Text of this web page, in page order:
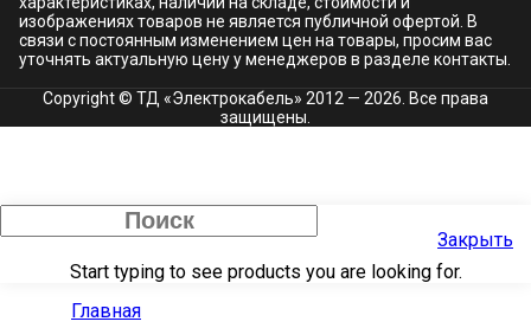
изображениях товаров не является публичной офертой. В
связи с постоянным изменением цен на товары, просим вас
уточнять актуальную цену у менеджеров в разделе контакты.
Copyright © ТД «Электрокабель»​ 2012 — 2026. Все права
защищены.
Start typing to see products you are looking for.
Закрыть
Главная